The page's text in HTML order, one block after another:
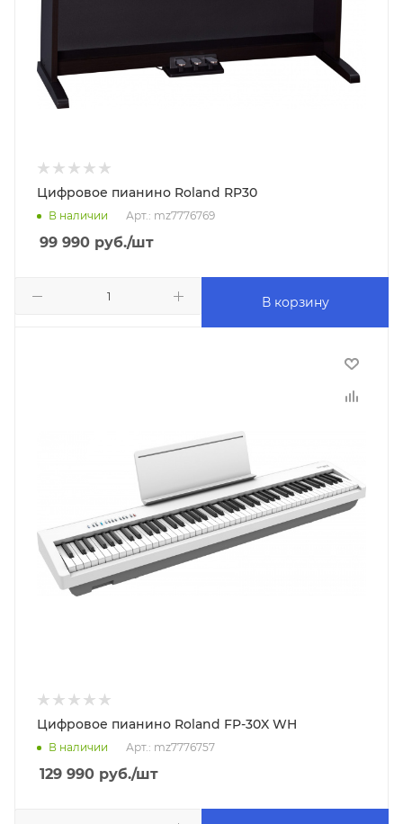
Цифровое пианино Roland RP30
В наличии Арт.: mz7776769
99 990 руб./шт
В корзину
Цифровое пианино Roland FP-30X WH
В наличии Арт.: mz7776757
129 990 руб./шт